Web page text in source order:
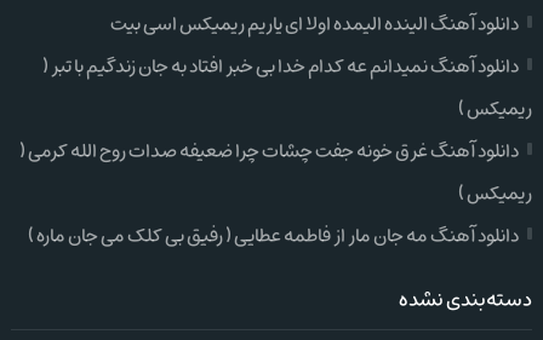
دانلود آهنگ الینده الیمده اولا ای یاریم ریمیکس اسی بیت
دانلود آهنگ نمیدانم عه کدام خدا بی خبر افتاد به جان زندگیم با تبر (
ریمیکس )
دانلود آهنگ غرق خونه جفت چشات چرا ضعیفه صدات روح الله کرمی (
ریمیکس )
دانلود آهنگ مه جان مار از فاطمه عطایی ( رفیق بی کلک می جان ماره )
دسته‌بندی نشده